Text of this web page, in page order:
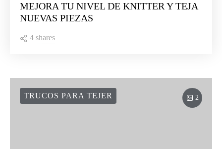
MEJORA TU NIVEL DE KNITTER Y TEJA
NUEVAS PIEZAS
4 shares
2
TRUCOS PARA TEJER